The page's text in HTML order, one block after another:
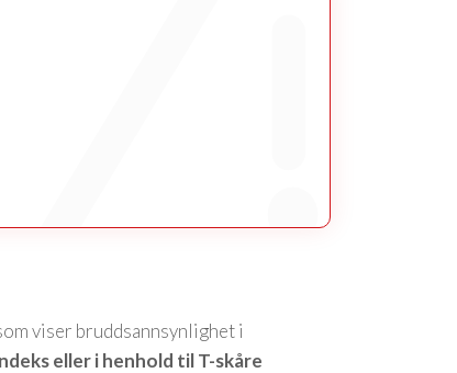
viser bruddsannsynlighet i
eller i henhold til T-skåre